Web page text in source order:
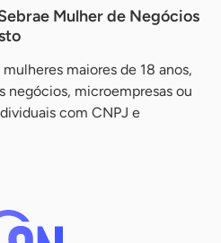
Mulher de Negócios
maiores de 18 anos,
negócios, microempresas ou
com CNPJ e